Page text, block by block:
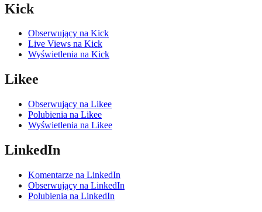
Kick
Obserwujący na Kick
Live Views na Kick
Wyświetlenia na Kick
Likee
Obserwujący na Likee
Polubienia na Likee
Wyświetlenia na Likee
LinkedIn
Komentarze na LinkedIn
Obserwujący na LinkedIn
Polubienia na LinkedIn